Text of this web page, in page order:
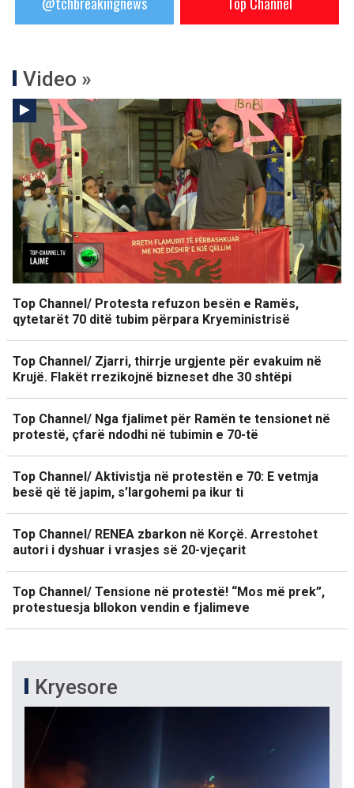
Video »
Top Channel/ Protesta refuzon besën e Ramës,
qytetarët 70 ditë tubim përpara Kryeministrisë
Top Channel/ Zjarri, thirrje urgjente për evakuim në
Krujë. Flakët rrezikojnë bizneset dhe 30 shtëpi
Top Channel/ Nga fjalimet për Ramën te tensionet në
protestë, çfarë ndodhi në tubimin e 70-të
Top Channel/ Aktivistja në protestën e 70: E vetmja
besë që të japim, s’largohemi pa ikur ti
Top Channel/ RENEA zbarkon në Korçë. Arrestohet
autori i dyshuar i vrasjes së 20-vjeçarit
Top Channel/ Tensione në protestë! “Mos më prek”,
protestuesja bllokon vendin e fjalimeve
Kryesore